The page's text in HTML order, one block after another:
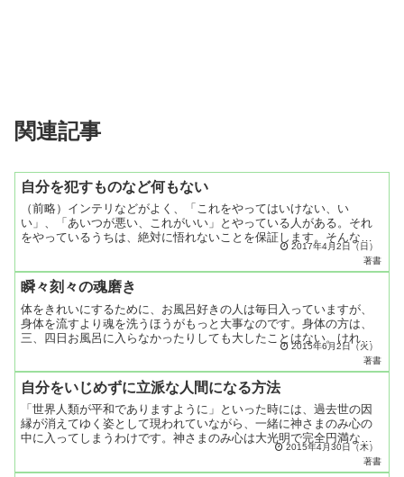
関連記事
自分を犯すものなど何もない
（前略）インテリなどがよく、「これをやってはいけない、い
い」、「あいつが悪い、これがいい」とやっている人がある。それ
をやっているうちは、絶対に悟れないことを保証します。そんなも
のはみんな消えてゆく姿ですよ。だからのん気に、明るく、その日
2017年4月2日（日）
著書
瞬々刻々の魂磨き
体をきれいにするために、お風呂好きの人は毎日入っていますが、
身体を流すより魂を洗うほうがもっと大事なのです。身体の方は、
三、四日お風呂に入らなかったりしても大したことはない。けれど
魂の方は、毎日磨いていないと、どんどん垢が積もってしまう。
2015年6月2日（火）
著書
自分をいじめずに立派な人間になる方法
「世界人類が平和でありますように」といった時には、過去世の因
縁が消えてゆく姿として現われていながら、一緒に神さまのみ心の
中に入ってしまうわけです。神さまのみ心は大光明で完全円満なの
だから、悪いものも不幸なものも、間違ったものもあるわけがな
2015年4月30日（木）
著書